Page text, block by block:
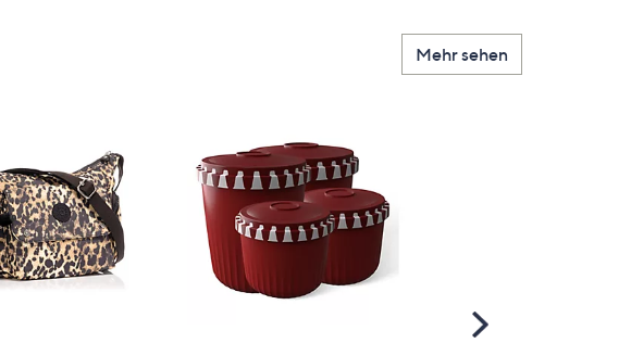
Mehr sehen
Scroll